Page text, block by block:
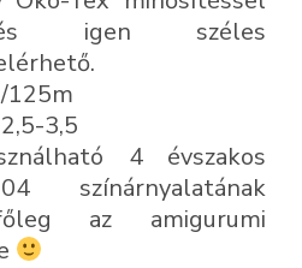
és igen széles
125m
3,5
4 évszakos
az amigurumi